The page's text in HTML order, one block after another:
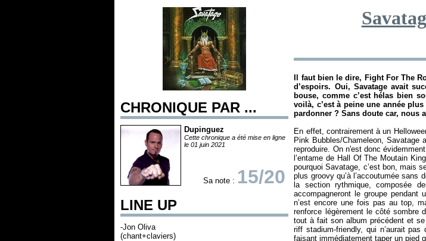
CHRONIQUE PAR ...
Dupinguez
Cette chronique a été mise en ligne
le 01 juin 2021
Sa note : 15/20
LINE UP
-Jon Oliva
(chant+claviers)
Il faut bien le dire, Fight For The
d’espoirs. Oui, Savatage avait
bouse, comme c’est hélas bien
voilà, c’est à peine une année
pardonner ? Sans doute car, nous
En effet, contrairement à un
Pink Bubbles/Chameleon, Savatage
reproduire. On n'est donc
l’entame de Hall Of The Moutain King
pourquoi Savatage, c’est bon, mais
plus groovy qu’à l’accoutumée
la section rythmique, composée
accompagneront le groupe pendant
n’est encore une fois pas au top,
renforce légèrement le côté sombre
tout à fait son album précédent et
riff stadium-friendly, qui n’aurait pas